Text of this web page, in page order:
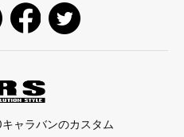
ャラバンのカスタム